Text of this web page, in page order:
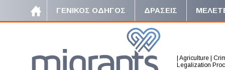
ΓΕΝΙΚΟΣ ΟΔΗΓΟΣ ΔΡΑΣΕΙΣ
Agriculture
Legalization